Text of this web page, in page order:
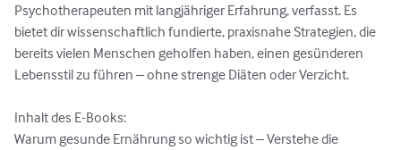
Psychotherapeuten mit langjähriger Erfahrung, verfasst. Es
bietet dir wissenschaftlich fundierte, praxisnahe Strategien, die
bereits vielen Menschen geholfen haben, einen gesünderen
Lebensstil zu führen – ohne strenge Diäten oder Verzicht.
Inhalt des E-Books:
Warum gesunde Ernährung so wichtig ist – Verstehe die